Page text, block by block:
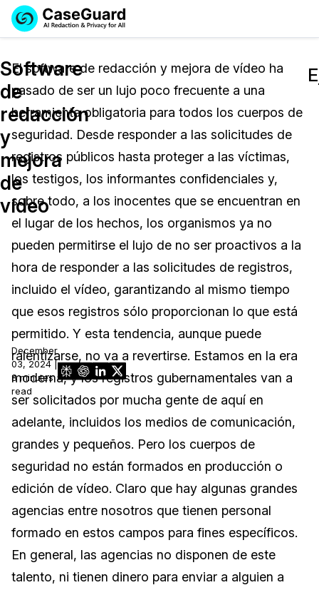
Licencia de CaseGuard Studio
Precios de Redacción a Pedido
Soluciones
Redacción de vídeos
Redacción de documentos
Redacción de audio
Redacción de imágenes
Transcripción y Traducción
Industrias
Cuerpos Policiales
Transportación
Educación
El Gobierno
Servicios Financieros
Medios de Comunicación y
Entretenimiento
Centros de Atención Telefónica
Centros de Crisis y Las Líneas Directas
La Venta al Por Menor
Precios
Recursos
Artículos
Casos Practicos
Videoteca
Recomendaciones
Sobre nosotros
Trabaja con nosotros
Eventos
Demo
English
Español
Software
de
redacción
y
mejora
de
vídeo
December
03, 2024 |
8 minutes
read
El software de redacción y mejora de vídeo ha
pasado de ser un lujo poco frecuente a una
herramienta obligatoria para todos los cuerpos de
seguridad. Desde responder a las solicitudes de
registros públicos hasta proteger a las víctimas,
los testigos, los informantes confidenciales y,
sobre todo, a los inocentes que se encuentran en
el lugar de los hechos, los organismos ya no
pueden permitirse el lujo de no ser proactivos a la
hora de responder a las solicitudes de registros,
incluido el vídeo, garantizando al mismo tiempo
que esos registros sólo proporcionan lo que está
permitido. Y esta tendencia, aunque puede
ralentizarse, no va a revertirse. Estamos en la era
moderna, y los registros gubernamentales van a
ser solicitados por mucha gente de aquí en
adelante, incluidos los medios de comunicación,
grandes y pequeños. Pero los cuerpos de
seguridad no están formados en producción o
edición de vídeo. Claro que hay algunas grandes
agencias entre nosotros que tienen personal
formado en estos campos para fines específicos.
En general, las agencias no disponen de este
talento, ni tienen dinero para enviar a alguien a